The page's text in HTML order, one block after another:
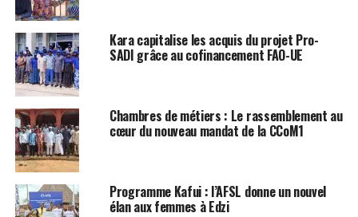
Kara capitalise les acquis du projet Pro-
SADI grâce au cofinancement FAO-UE
Chambres de métiers : Le rassemblement au
cœur du nouveau mandat de la CCoM1
Programme Kafui : l’AFSL donne un nouvel
élan aux femmes à Edzi